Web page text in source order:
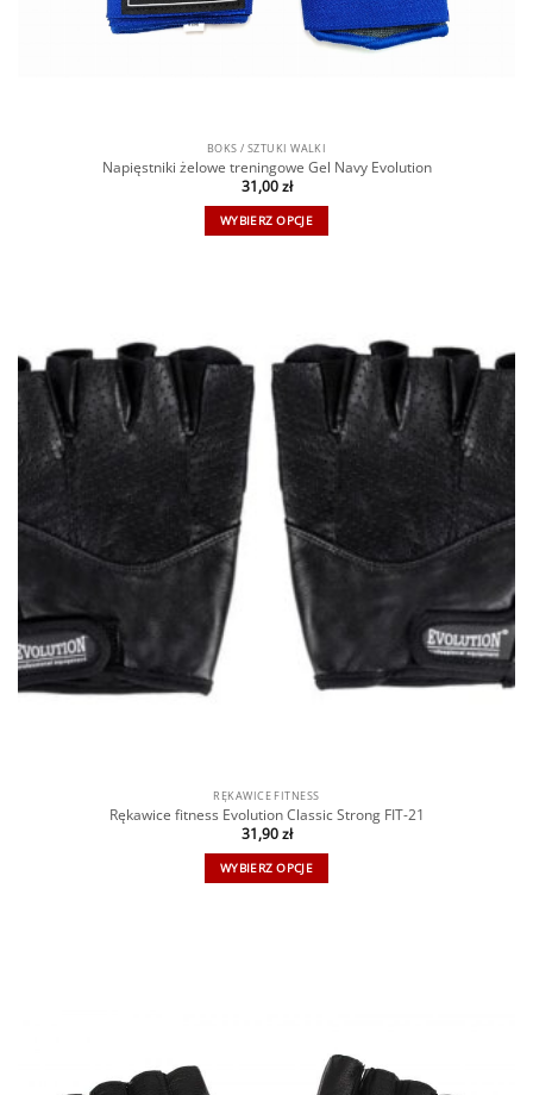
BOKS / SZTUKI WALKI
Napięstniki żelowe treningowe Gel Navy Evolution
31,00zł
WYBIERZ OPCJE
RĘKAWICE FITNESS
Rękawice fitness Evolution Classic Strong FIT-21
31,90zł
WYBIERZ OPCJE